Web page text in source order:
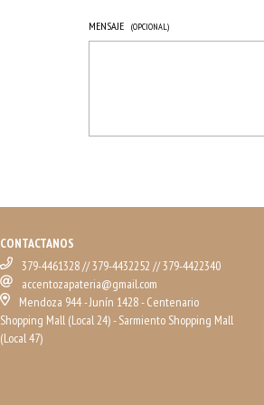
MENSAJE (OPCIONAL)
CONTACTANOS
379-4461328 // 379-4432252 // 379-4422340
accentozapateria@gmail.com
Mendoza 944 - Junín 1428 - Centenario
Shopping Mall (Local 24) - Sarmiento Shopping Mall
(Local 47)